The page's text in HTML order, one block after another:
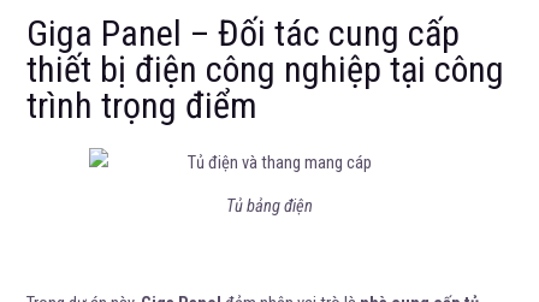
Giga Panel – Đối tác cung cấp
thiết bị điện công nghiệp tại công
trình trọng điểm
Tủ bảng điện